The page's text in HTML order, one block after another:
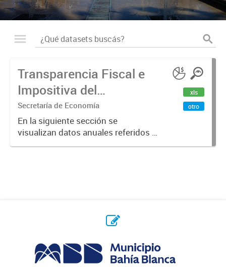
Transparencia Fiscal e
Impositiva del
Municipio. Año 2023
Secretaría de Economía
En la siguiente sección se
visualizan datos anuales referidos a
la transparencia fiscal e impositiva
xls
otro